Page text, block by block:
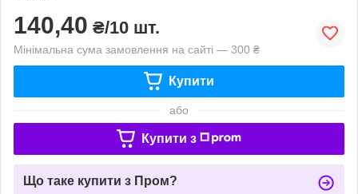
140,40 ₴/10 шт.
Мінімальна сума замовлення на сайті — 300 ₴
Купити
або
Купити з
Що таке купити з Пром?